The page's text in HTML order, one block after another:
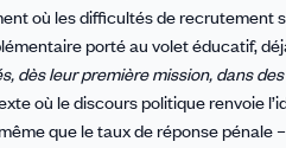
où les difficultés de recrutement
porté au volet éducatif,
dès leur première mission, dans
où le discours politique renvoie
que le taux de réponse